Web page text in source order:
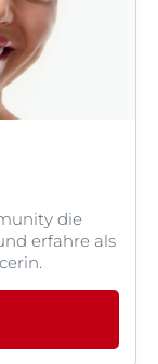
die
erfahre als